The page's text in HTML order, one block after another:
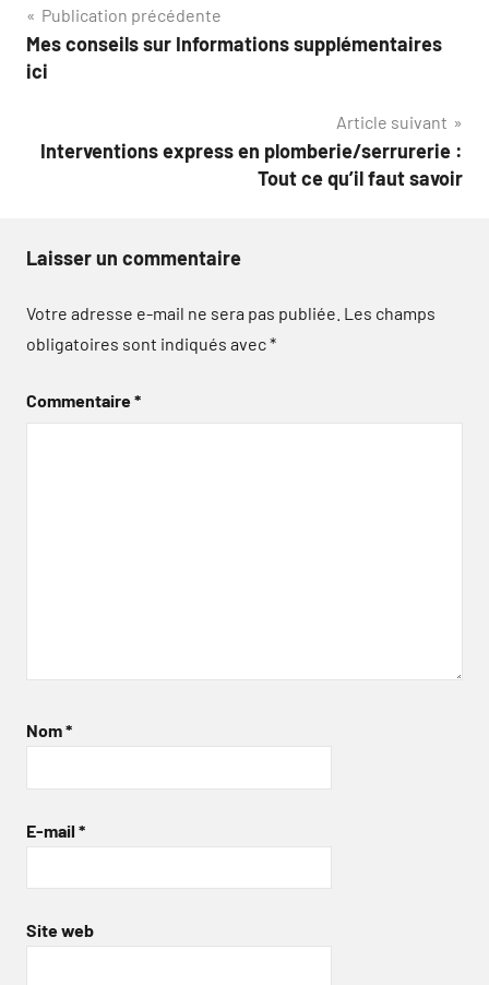
Navigation
de
Publication précédente
Mes conseils sur Informations supplémentaires
ici
Article suivant
Interventions express en plomberie/serrurerie :
Tout ce qu’il faut savoir
Laisser un commentaire
Votre adresse e-mail ne sera pas publiée. Les champs
obligatoires sont indiqués avec*
Commentaire*
Nom*
E-mail *
Site web